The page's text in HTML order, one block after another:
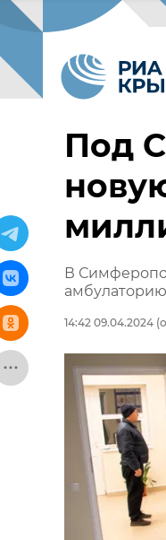
Под
В
14:42 09.04.2024